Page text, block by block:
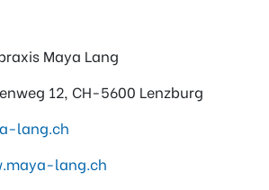
Maya Lang
12, CH-5600 Lenzburg
lang.ch
lang.ch